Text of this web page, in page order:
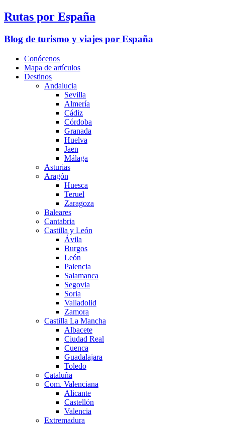
Rutas por España
Blog de turismo y viajes por España
Conócenos
Mapa de artículos
Destinos
Andalucia
Sevilla
Almería
Cádiz
Córdoba
Granada
Huelva
Jaen
Málaga
Asturias
Aragón
Huesca
Teruel
Zaragoza
Baleares
Cantabria
Castilla y León
Ávila
Burgos
León
Palencia
Salamanca
Segovia
Soria
Valladolid
Zamora
Castilla La Mancha
Albacete
Ciudad Real
Cuenca
Guadalajara
Toledo
Cataluña
Com. Valenciana
Alicante
Castellón
Valencia
Extremadura